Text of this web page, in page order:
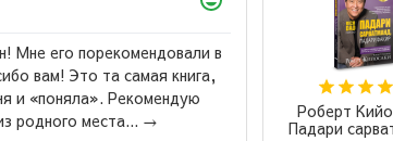
бехтарин ба ман махкул шуд ва бо нархи
❤️...→